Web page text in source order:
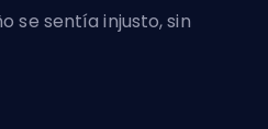
se sentía injusto, sin